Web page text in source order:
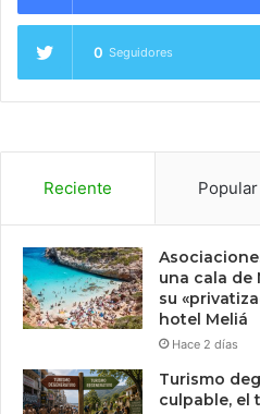
0 Seguidores
Reciente Popular
una cala de
su
hotel Meliá
Hace 2 días
Turismo
culpable, el